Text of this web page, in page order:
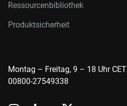
Ressourcenbibliothek
Produktsicherheit
Montag – Freitag, 9 – 18 Uhr CET
00800-27549338